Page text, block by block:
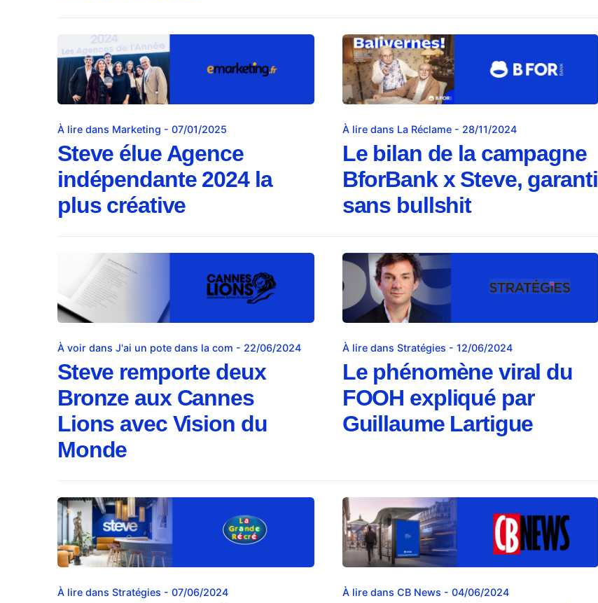
À lire dans Marketing - 07/01/2025
Steve élue Agence
indépendante 2024 la
plus créative
À lire dans La Réclame - 28/11/2024
Le bilan de la campagne
BforBank x Steve, garanti
sans bullshit
À voir dans J'ai un pote dans la com - 22/06/2024
Steve remporte deux
Bronze aux Cannes
Lions avec Vision du
Monde
À lire dans Stratégies - 12/06/2024
Le phénomène viral du
FOOH expliqué par
Guillaume Lartigue
À lire dans Stratégies - 07/06/2024 À lire dans CB News - 04/06/2024